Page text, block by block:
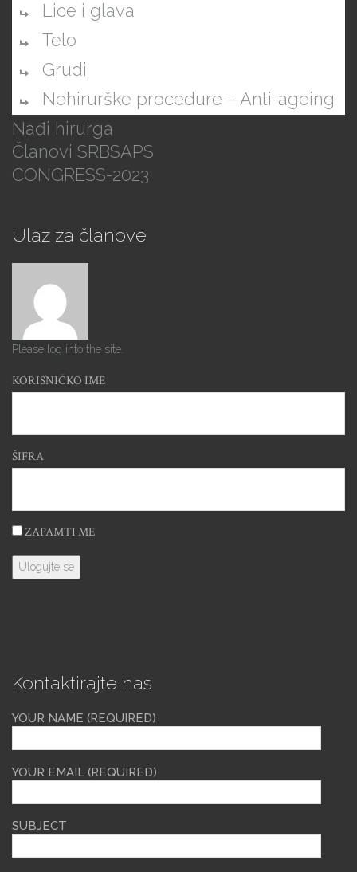
Lice i glava
Telo
Grudi
Nehirurške procedure – Anti-ageing
Nađi hirurga
Članovi SRBSAPS
CONGRESS-2023
Ulaz za članove
Please log into the site.
KORISNIČKO IME
ŠIFRA
ZAPAMTI ME
Kontaktirajte nas
YOUR NAME (REQUIRED)
YOUR EMAIL (REQUIRED)
SUBJECT